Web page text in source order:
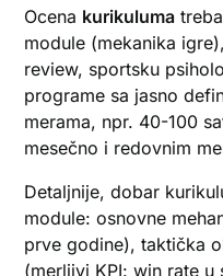
Ocena kurikuluma
module (mekanika
review, sportsku
programe sa jasno
merama, npr. 40-100
mesečno i redovnim
Detaljnije, dobar
module: osnovne
prve godine), taktička
(merljivi KPI: win rate